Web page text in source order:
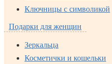
Ключницы с символикой
Подарки для женщин
Зеркальца
Косметички и кошельки